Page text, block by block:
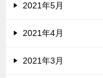
2021年5月
2021年4月
2021年3月